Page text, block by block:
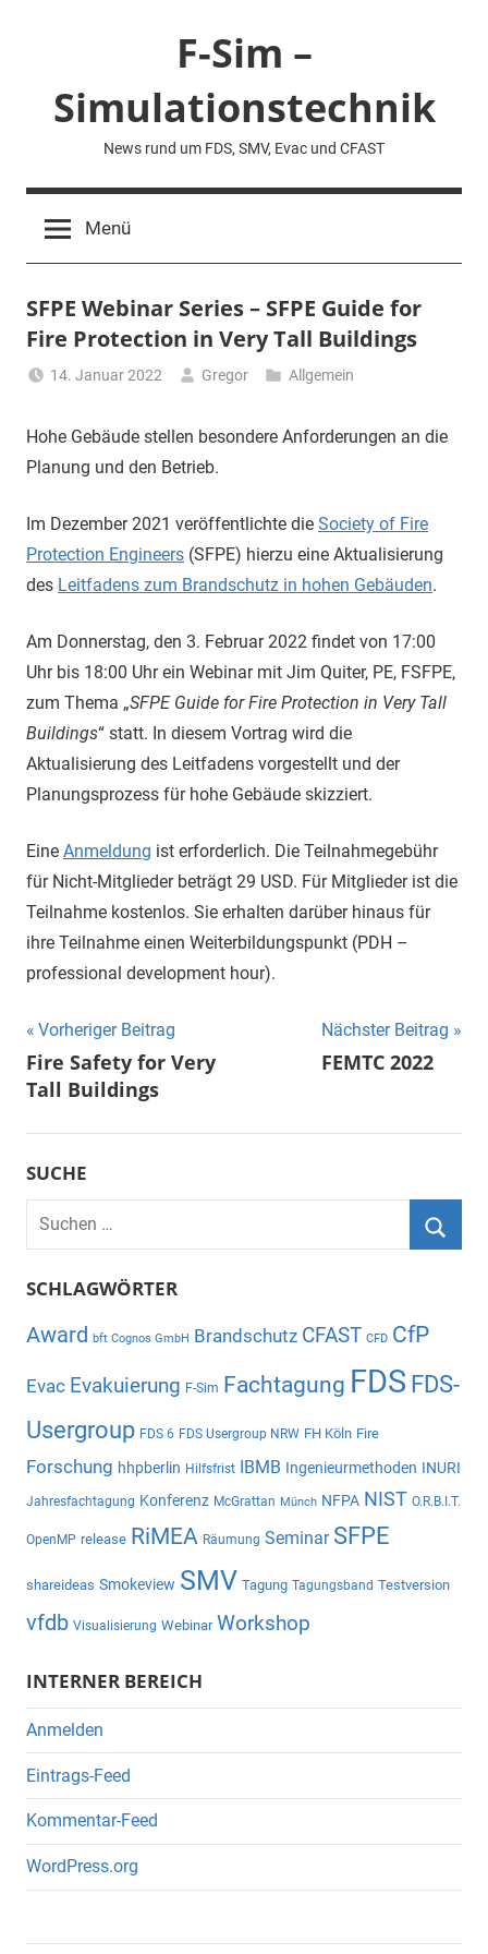
F-Sim –
Simulationstechnik
News rund um FDS, SMV, Evac und CFAST
Menü
SFPE Webinar Series – SFPE Guide for
Fire Protection in Very Tall Buildings
14. Januar 2022 Gregor Allgemein
Hohe Gebäude stellen besondere Anforderungen an die
Planung und den Betrieb.
Im Dezember 2021 veröffentlichte die Society of Fire
Protection Engineers (SFPE) hierzu eine Aktualisierung
des Leitfadens zum Brandschutz in hohen Gebäuden.
Am Donnerstag, den 3. Februar 2022 findet von 17:00
Uhr bis 18:00 Uhr ein Webinar mit Jim Quiter, PE, FSFPE,
zum Thema „SFPE Guide for Fire Protection in Very Tall
Buildings“ statt. In diesem Vortrag wird die
Aktualisierung des Leitfadens vorgestellt und der
Planungsprozess für hohe Gebäude skizziert.
Eine Anmeldung ist erforderlich. Die Teilnahmegebühr
für Nicht-Mitglieder beträgt 29 USD. Für Mitglieder ist die
Teilnahme kostenlos. Sie erhalten darüber hinaus für
ihre Teilnahme einen Weiterbildungspunkt (PDH –
professional development hour).
Beitragsnavigation
Vorheriger Beitrag
Fire Safety for Very
Tall Buildings
Nächster Beitrag
FEMTC 2022
SUCHE
Suchen
nach:
SCHLAGWÖRTER
Award bft Cognos GmbH Brandschutz CFAST CFD CfP
Evac Evakuierung F-Sim Fachtagung FDS FDS-
Usergroup FDS 6 FDS Usergroup NRW FH Köln Fire
Forschung hhpberlin Hilfsfrist IBMB Ingenieurmethoden INURI
Jahresfachtagung Konferenz McGrattan Münch NFPA NIST O.R.B.I.T.
OpenMP release RiMEA Räumung Seminar SFPE
shareideas Smokeview SMV Tagung Tagungsband Testversion
vfdb Visualisierung Webinar Workshop
INTERNER BEREICH
Anmelden
Eintrags-Feed
Kommentar-Feed
WordPress.org